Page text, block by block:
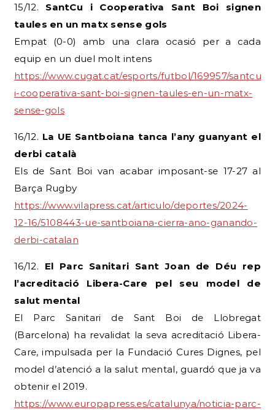
15/12. SantCu i Cooperativa Sant Boi signen
taules en un matx sense gols
Empat (0-0) amb una clara ocasió per a cada
equip en un duel molt intens
https://www.cugat.cat/esports/futbol/169957/santcu-
i-cooperativa-sant-boi-signen-taules-en-un-matx-
sense-gols
16/12. La UE Santboiana tanca l’any guanyant el
derbi català
Els de Sant Boi van acabar imposant-se 17-27 al
Barça Rugby
https://www.vilapress.cat/articulo/deportes/2024-
12-16/5108443-ue-santboiana-cierra-ano-ganando-
derbi-catalan
16/12. El Parc Sanitari Sant Joan de Déu rep
l’acreditació Libera-Care pel seu model de
salut mental
El Parc Sanitari de Sant Boi de Llobregat
(Barcelona) ha revalidat la seva acreditació Libera-
Care, impulsada per la Fundació Cures Dignes, pel
model d’atenció a la salut mental, guardó que ja va
obtenir el 2019.
https://www.europapress.es/catalunya/noticia-parc-